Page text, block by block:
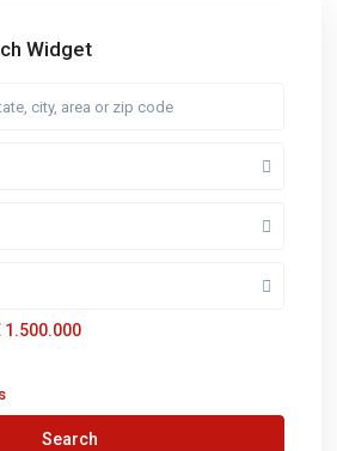
Widget
1.500.000
Search